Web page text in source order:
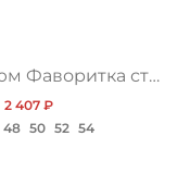
Костюм Фаворитка стиля, блю
2 407 ₽
48 50 52 54